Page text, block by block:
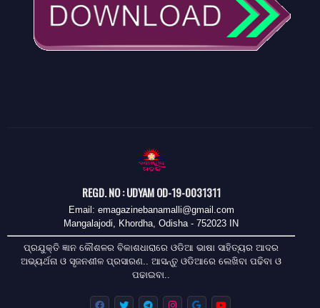
REGD. NO : UDYAM OD-19-0031311
Email: emagazinebanamalli@gmail.com
Mangalajodi, Khordha, Odisha - 752023 IN
ପ୍ରଯୁକ୍ତି ଜ୍ଞାନ କୌଶଳର ବିକାଶଧାରାରେ ଓଡିଆ ଭାଷା ସାହିତ୍ୟର ଆଦର
ଅଭ୍ୟର୍ଥନା ଓ ସୃଜନଶୀଳ ପ୍ରସାରଣ.. ଆସନ୍ତୁ ଓଡିଆରେ ଲେଖିବା ପଢିବା ଓ
ପଢାଇବା..